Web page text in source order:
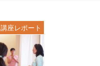
講座レポート